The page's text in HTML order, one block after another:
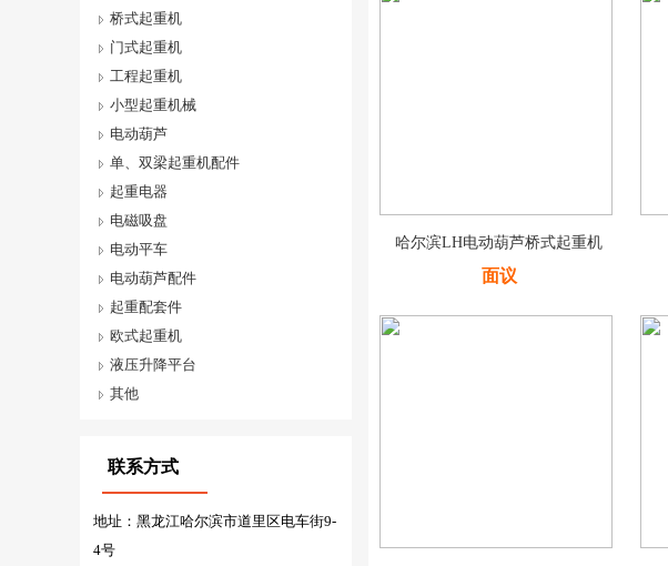
桥式起重机
门式起重机
工程起重机
小型起重机械
电动葫芦
单、双梁起重机配件
起重电器
电磁吸盘
电动平车
电动葫芦配件
起重配套件
欧式起重机
液压升降平台
其他
联系方式
地址：黑龙江哈尔滨市道里区电车街9-
4号
哈尔滨LH电动葫芦桥式起重机
面议